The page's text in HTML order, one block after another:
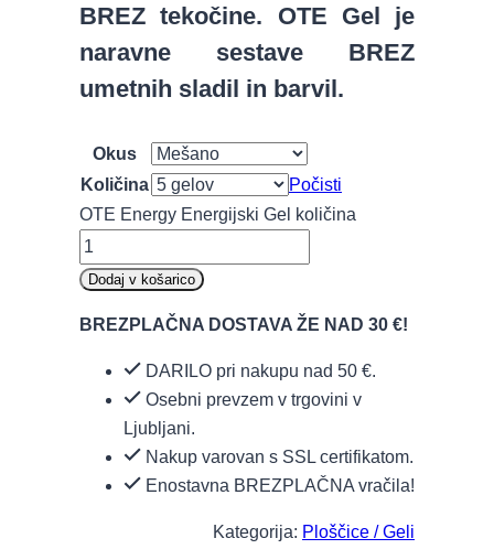
BREZ tekočine. OTE Gel je
naravne sestave BREZ
umetnih sladil in barvil.
Okus
Količina
Počisti
OTE Energy Energijski Gel količina
Dodaj v košarico
BREZPLAČNA DOSTAVA ŽE NAD 30 €!
DARILO pri nakupu nad 50 €.
Osebni prevzem v trgovini v
Ljubljani.
Nakup varovan s SSL certifikatom.
Enostavna BREZPLAČNA vračila!
Kategorija: Ploščice / Geli